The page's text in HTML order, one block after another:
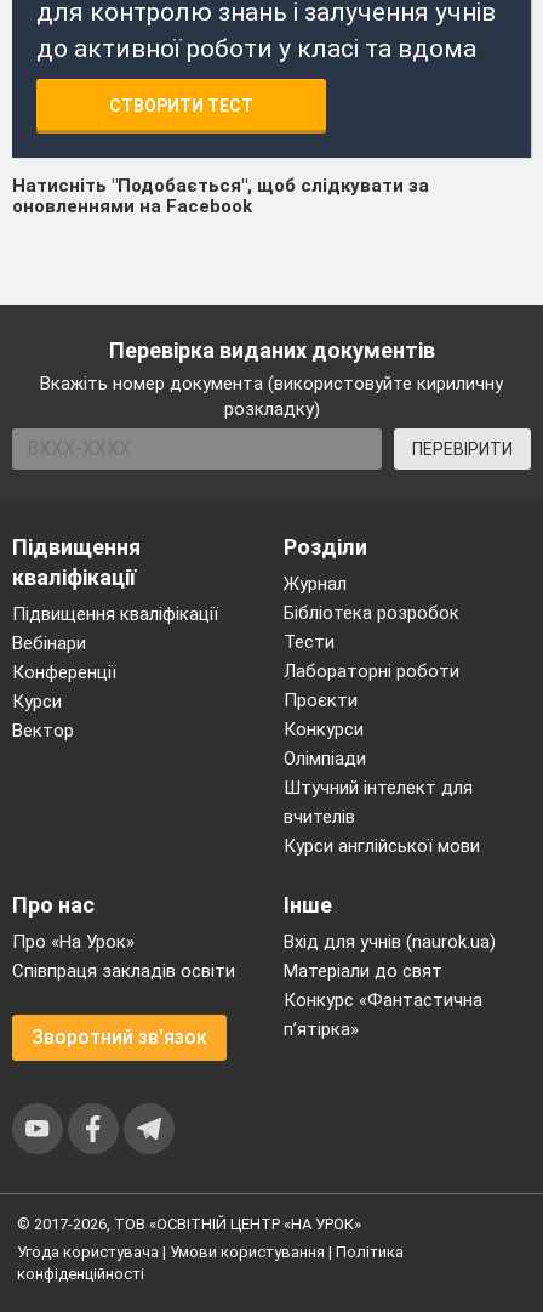
для контролю знань і залучення учнів
до активної роботи у класі та вдома
СТВОРИТИ ТЕСТ
Натисніть "Подобається", щоб слідкувати за
оновленнями на Facebook
Перевірка виданих документів
Вкажіть номер документа (використовуйте кириличну
розкладку)
ПЕРЕВІРИТИ
Підвищення
кваліфікації
Підвищення кваліфікації
Вебінари
Конференції
Курси
Вектор
Розділи
Журнал
Бібліотека розробок
Тести
Лабораторні роботи
Проєкти
Конкурси
Олімпіади
Штучний інтелект для
вчителів
Курси англійської мови
Про нас
Про «На Урок»
Співпраця закладів освіти
Зворотний зв'язок
Інше
Вхід для учнів (naurok.ua)
Матеріали до свят
Конкурс «Фантастична
п’ятірка»
© 2017-2026, ТОВ «ОСВІТНІЙ ЦЕНТР «НА УРОК»
Угода користувача | Умови користування | Політика
конфіденційності